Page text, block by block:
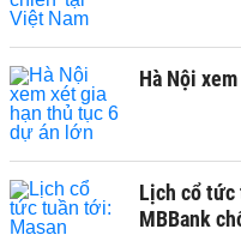
Hà Nội
Lịch cổ tức
MBBank